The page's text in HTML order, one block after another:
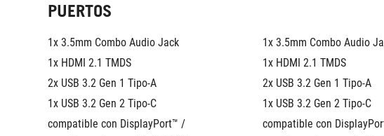
PUERTOS
1x 3.5mm Combo Audio Jack
1x HDMI 2.1 TMDS
2x USB 3.2 Gen 1 Tipo-A
1x USB 3.2 Gen 2 Tipo-C
compatible con DisplayPort™ /
1x 3.5mm Combo Audio
1x HDMI 2.1 TMDS
2x USB 3.2 Gen 1 Tipo-A
1x USB 3.2 Gen 2 Tipo-C
compatible con